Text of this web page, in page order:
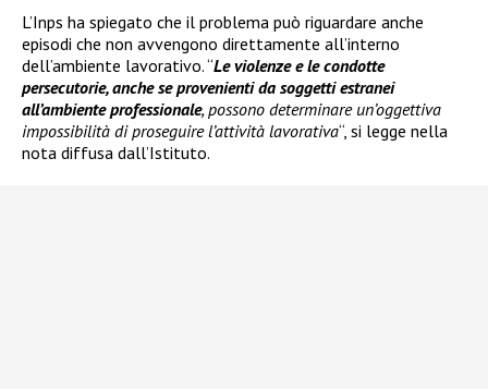
L’Inps ha spiegato che il problema può riguardare anche
episodi che non avvengono direttamente all’interno
dell’ambiente lavorativo. “Le violenze e le condotte
persecutorie, anche se provenienti da soggetti estranei
all’ambiente professionale, possono determinare un’oggettiva
impossibilità di proseguire l’attività lavorativa“, si legge nella
nota diffusa dall’Istituto.